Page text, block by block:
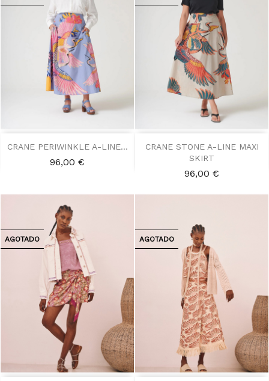
CRANE PERIWINKLE A-LINE...
Precio
96,00 €
CRANE STONE A-LINE MAXI
SKIRT
Precio
96,00 €
AGOTADO AGOTADO